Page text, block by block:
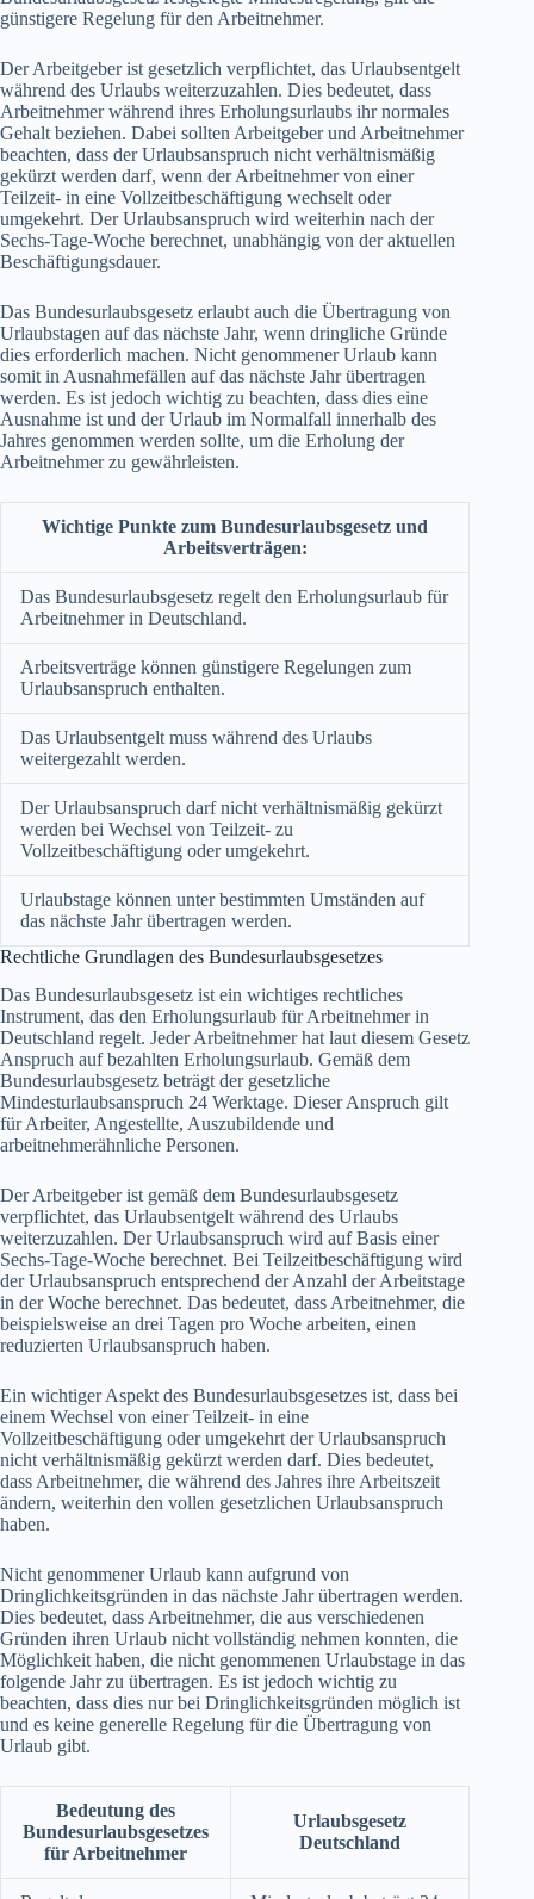
günstigere Regelung für den Arbeitnehmer.
Der Arbeitgeber ist gesetzlich verpflichtet, das Urlaubsentgelt
während des Urlaubs weiterzuzahlen. Dies bedeutet, dass
Arbeitnehmer während ihres Erholungsurlaubs ihr normales
Gehalt beziehen. Dabei sollten Arbeitgeber und Arbeitnehmer
beachten, dass der Urlaubsanspruch nicht verhältnismäßig
gekürzt werden darf, wenn der Arbeitnehmer von einer
Teilzeit- in eine Vollzeitbeschäftigung wechselt oder
umgekehrt. Der Urlaubsanspruch wird weiterhin nach der
Sechs-Tage-Woche berechnet, unabhängig von der aktuellen
Beschäftigungsdauer.
Das Bundesurlaubsgesetz erlaubt auch die Übertragung von
Urlaubstagen auf das nächste Jahr, wenn dringliche Gründe
dies erforderlich machen. Nicht genommener Urlaub kann
somit in Ausnahmefällen auf das nächste Jahr übertragen
werden. Es ist jedoch wichtig zu beachten, dass dies eine
Ausnahme ist und der Urlaub im Normalfall innerhalb des
Jahres genommen werden sollte, um die Erholung der
Arbeitnehmer zu gewährleisten.
Wichtige Punkte zum Bundesurlaubsgesetz und
Arbeitsverträgen:
Das Bundesurlaubsgesetz regelt den Erholungsurlaub für
Arbeitnehmer in Deutschland.
Arbeitsverträge können günstigere Regelungen zum
Urlaubsanspruch enthalten.
Das Urlaubsentgelt muss während des Urlaubs
weitergezahlt werden.
Der Urlaubsanspruch darf nicht verhältnismäßig gekürzt
werden bei Wechsel von Teilzeit- zu
Vollzeitbeschäftigung oder umgekehrt.
Urlaubstage können unter bestimmten Umständen auf
das nächste Jahr übertragen werden.
Rechtliche Grundlagen des Bundesurlaubsgesetzes
Das Bundesurlaubsgesetz ist ein wichtiges rechtliches
Instrument, das den Erholungsurlaub für Arbeitnehmer in
Deutschland regelt. Jeder Arbeitnehmer hat laut diesem Gesetz
Anspruch auf bezahlten Erholungsurlaub. Gemäß dem
Bundesurlaubsgesetz beträgt der gesetzliche
Mindesturlaubsanspruch 24 Werktage. Dieser Anspruch gilt
für Arbeiter, Angestellte, Auszubildende und
arbeitnehmerähnliche Personen.
Der Arbeitgeber ist gemäß dem Bundesurlaubsgesetz
verpflichtet, das Urlaubsentgelt während des Urlaubs
weiterzuzahlen. Der Urlaubsanspruch wird auf Basis einer
Sechs-Tage-Woche berechnet. Bei Teilzeitbeschäftigung wird
der Urlaubsanspruch entsprechend der Anzahl der Arbeitstage
in der Woche berechnet. Das bedeutet, dass Arbeitnehmer, die
beispielsweise an drei Tagen pro Woche arbeiten, einen
reduzierten Urlaubsanspruch haben.
Ein wichtiger Aspekt des Bundesurlaubsgesetzes ist, dass bei
einem Wechsel von einer Teilzeit- in eine
Vollzeitbeschäftigung oder umgekehrt der Urlaubsanspruch
nicht verhältnismäßig gekürzt werden darf. Dies bedeutet,
dass Arbeitnehmer, die während des Jahres ihre Arbeitszeit
ändern, weiterhin den vollen gesetzlichen Urlaubsanspruch
haben.
Nicht genommener Urlaub kann aufgrund von
Dringlichkeitsgründen in das nächste Jahr übertragen werden.
Dies bedeutet, dass Arbeitnehmer, die aus verschiedenen
Gründen ihren Urlaub nicht vollständig nehmen konnten, die
Möglichkeit haben, die nicht genommenen Urlaubstage in das
folgende Jahr zu übertragen. Es ist jedoch wichtig zu
beachten, dass dies nur bei Dringlichkeitsgründen möglich ist
und es keine generelle Regelung für die Übertragung von
Urlaub gibt.
Bedeutung des
Bundesurlaubsgesetzes
für Arbeitnehmer
Urlaubsgesetz
Deutschland